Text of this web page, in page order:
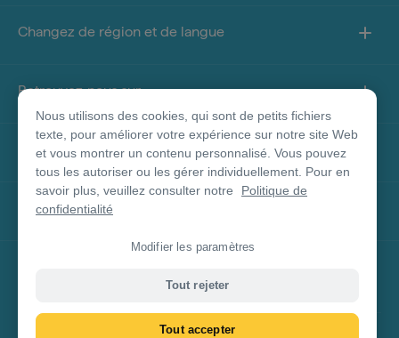
Changez de région et de langue
Retrouvez-nous sur
À propos de ce site
Autres sites
Nous utilisons des cookies, qui sont de petits fichiers
texte, pour améliorer votre expérience sur notre site Web
et vous montrer un contenu personnalisé. Vous pouvez
tous les autoriser ou les gérer individuellement. Pour en
savoir plus, veuillez consulter notre
Politique de
confidentialité
Tout accepter
Tout rejeter
Modifier les paramètres